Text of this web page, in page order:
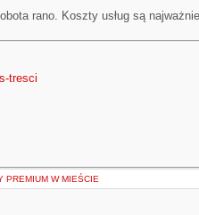
rano. Koszty usług są
tresci
PREMIUM W MIEŚCIE